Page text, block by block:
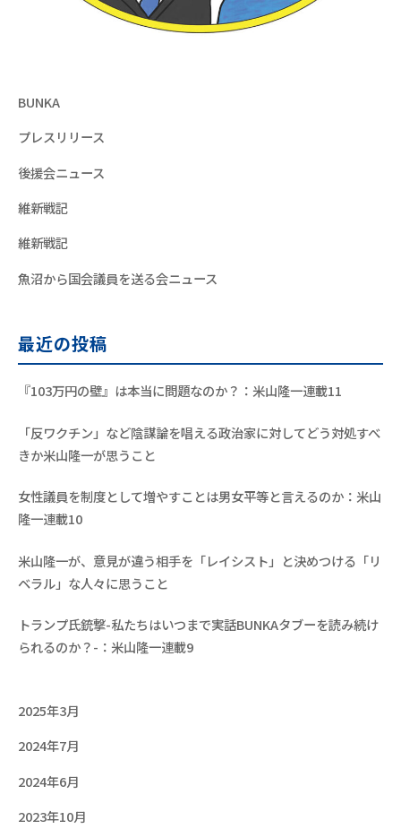
BUNKA
プレスリリース
後援会ニュース
維新戦記
維新戦記
魚沼から国会議員を送る会ニュース
最近の投稿
『103万円の壁』は本当に問題なのか？：米山隆一連載11
「反ワクチン」など陰謀論を唱える政治家に対してどう対処すべ
きか米山隆一が思うこと
女性議員を制度として増やすことは男女平等と言えるのか：米山
隆一連載10
米山隆一が、意見が違う相手を「レイシスト」と決めつける「リ
ベラル」な人々に思うこと
トランプ氏銃撃-私たちはいつまで実話BUNKAタブーを読み続け
られるのか？-：米山隆一連載9
2025年3月
2024年7月
2024年6月
2023年10月